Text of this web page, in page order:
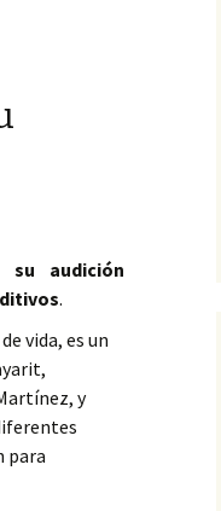
su audición
.
vida, es un
y
para